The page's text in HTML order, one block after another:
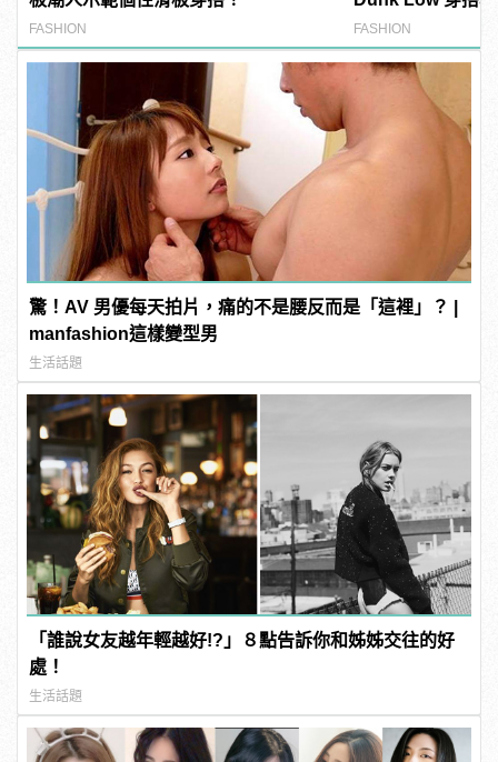
FASHION
最火潮鞋！
FASHION
驚！AV 男優每天拍片，痛的不是腰反而是「這裡」？ |
manfashion這樣變型男
生活話題
「誰說女友越年輕越好!?」８點告訴你和姊姊交往的好
處！
生活話題